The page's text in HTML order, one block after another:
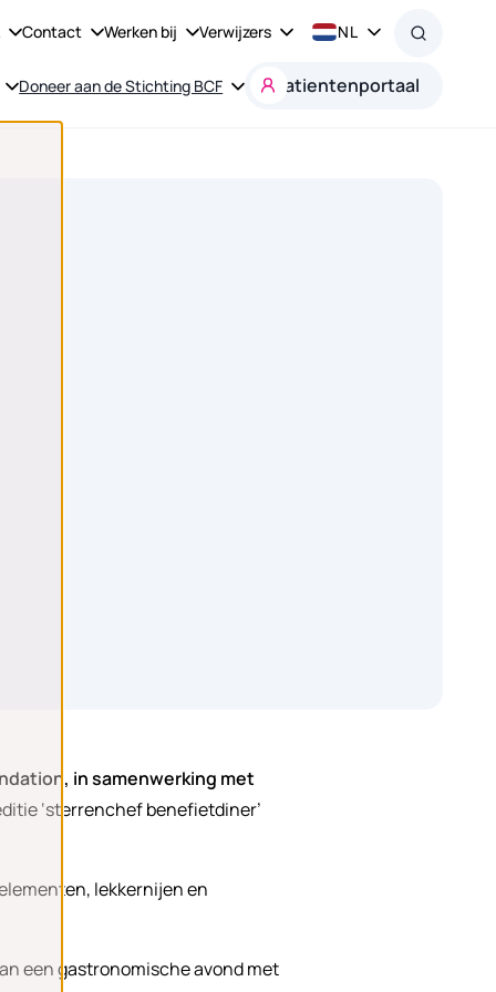
Contact Werken bij Verwijzers NL
Doneer aan de Stichting BCF Patientenportaal
in samenwerking met
‘sterrenchef benefietdiner’
lekkernijen en
een gastronomische avond met